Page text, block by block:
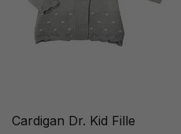
Cardigan Dr. Kid Fille